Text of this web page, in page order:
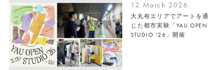
12 March 2026
大丸有エリアでアートを通
じた都市実験「YAU OPEN
STUDIO ’26」開催